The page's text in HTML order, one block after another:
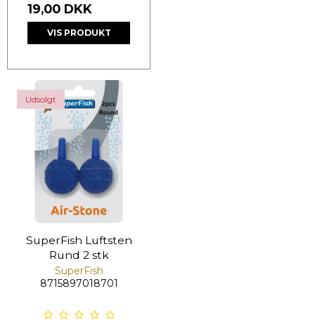
19,00 DKK
VIS PRODUKT
Udsolgt
SuperFish Luftsten
Rund 2 stk
SuperFish
8715897018701